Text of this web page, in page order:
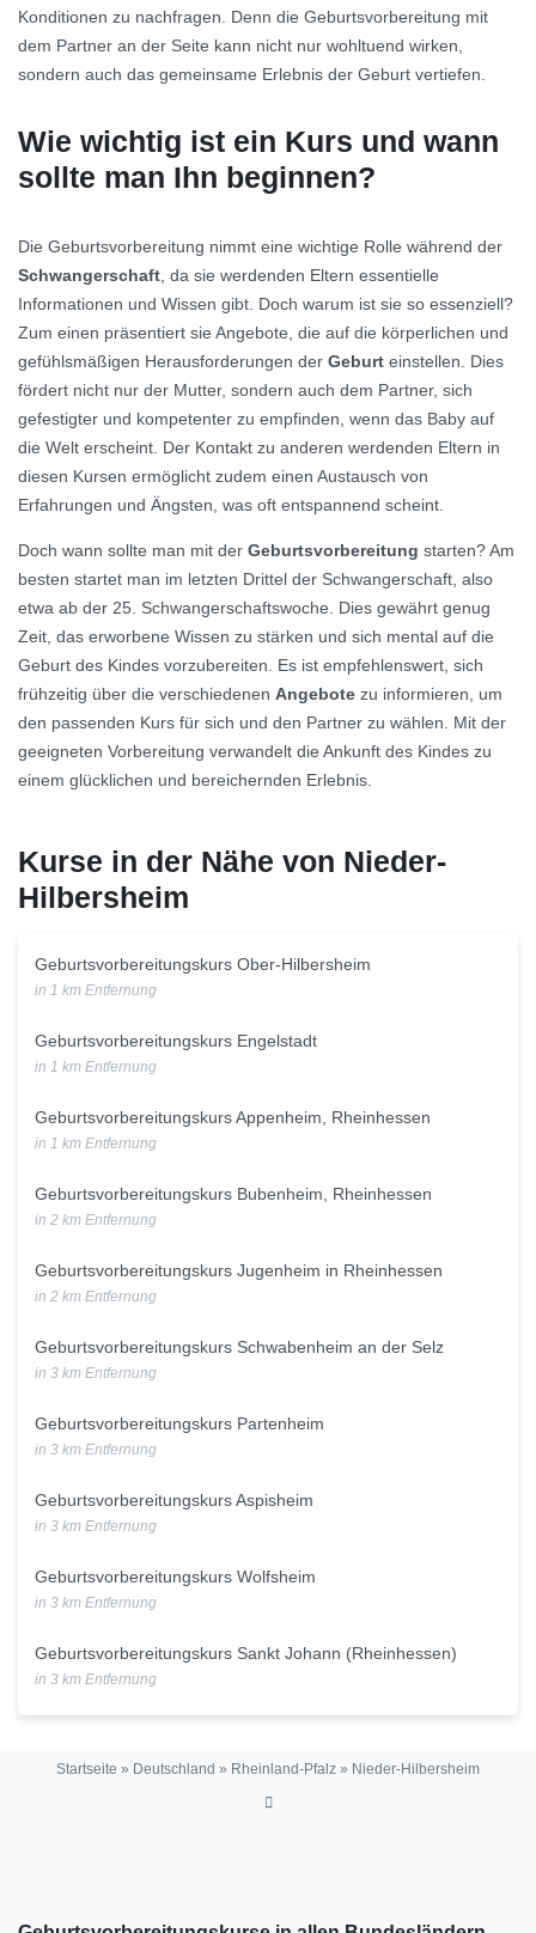
Konditionen zu nachfragen. Denn die Geburtsvorbereitung mit
dem Partner an der Seite kann nicht nur wohltuend wirken,
sondern auch das gemeinsame Erlebnis der Geburt vertiefen.
Wie wichtig ist ein Kurs und wann
sollte man Ihn beginnen?
Die Geburtsvorbereitung nimmt eine wichtige Rolle während der
Schwangerschaft, da sie werdenden Eltern essentielle
Informationen und Wissen gibt. Doch warum ist sie so essenziell?
Zum einen präsentiert sie Angebote, die auf die körperlichen und
gefühlsmäßigen Herausforderungen der Geburt einstellen. Dies
fördert nicht nur der Mutter, sondern auch dem Partner, sich
gefestigter und kompetenter zu empfinden, wenn das Baby auf
die Welt erscheint. Der Kontakt zu anderen werdenden Eltern in
diesen Kursen ermöglicht zudem einen Austausch von
Erfahrungen und Ängsten, was oft entspannend scheint.
Doch wann sollte man mit der Geburtsvorbereitung starten? Am
besten startet man im letzten Drittel der Schwangerschaft, also
etwa ab der 25. Schwangerschaftswoche. Dies gewährt genug
Zeit, das erworbene Wissen zu stärken und sich mental auf die
Geburt des Kindes vorzubereiten. Es ist empfehlenswert, sich
frühzeitig über die verschiedenen Angebote zu informieren, um
den passenden Kurs für sich und den Partner zu wählen. Mit der
geeigneten Vorbereitung verwandelt die Ankunft des Kindes zu
einem glücklichen und bereichernden Erlebnis.
Kurse in der Nähe von Nieder-
Hilbersheim
Geburtsvorbereitungskurs Ober-Hilbersheim
in 1 km Entfernung
Geburtsvorbereitungskurs Engelstadt
in 1 km Entfernung
Geburtsvorbereitungskurs Appenheim, Rheinhessen
in 1 km Entfernung
Geburtsvorbereitungskurs Bubenheim, Rheinhessen
in 2 km Entfernung
Geburtsvorbereitungskurs Jugenheim in Rheinhessen
in 2 km Entfernung
Geburtsvorbereitungskurs Schwabenheim an der Selz
in 3 km Entfernung
Geburtsvorbereitungskurs Partenheim
in 3 km Entfernung
Geburtsvorbereitungskurs Aspisheim
in 3 km Entfernung
Geburtsvorbereitungskurs Wolfsheim
in 3 km Entfernung
Geburtsvorbereitungskurs Sankt Johann (Rheinhessen)
in 3 km Entfernung
Startseite » Deutschland » Rheinland-Pfalz » Nieder-Hilbersheim